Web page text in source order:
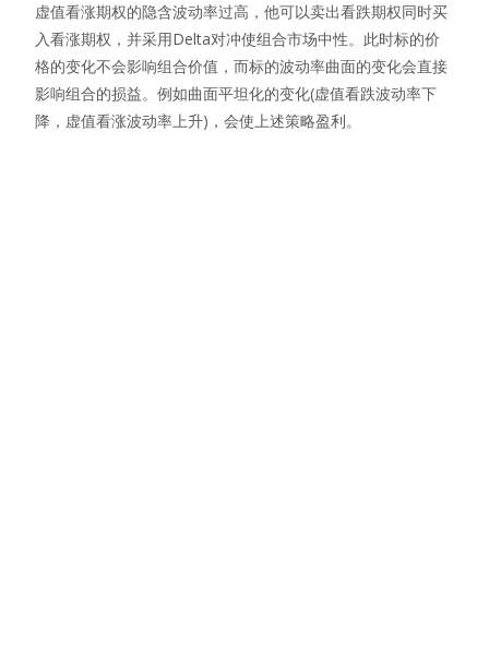
虚值看涨期权的隐含波动率过高，他可以卖出看跌期权同时买
入看涨期权，并采用Delta对冲使组合市场中性。此时标的价
格的变化不会影响组合价值，而标的波动率曲面的变化会直接
影响组合的损益。例如曲面平坦化的变化(虚值看跌波动率下
降，虚值看涨波动率上升)，会使上述策略盈利。